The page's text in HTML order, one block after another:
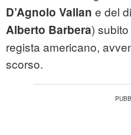
D’Agnolo Vallan e del
Alberto Barbera)
regista americano,
scorso.